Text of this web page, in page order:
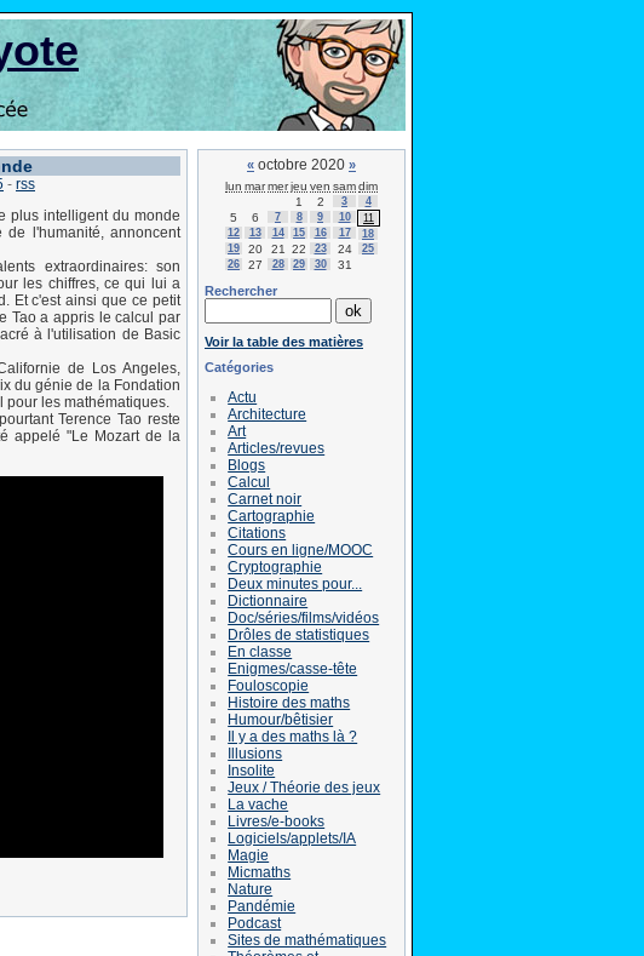
- rss
plus intelligent du monde
l'humanité, annoncent
extraordinaires: son
les chiffres, ce qui lui a
Et c'est ainsi que ce petit
Tao a appris le calcul par
à l'utilisation de Basic
de Los Angeles,
du génie de la Fondation
pour les mathématiques.
Terence Tao reste
appelé "Le Mozart de la
« octobre 2020 »
lun marmerjeu ven samdim
1
2 3 4
5 6 7 8 9 10
11
12
13 14 15 16 17
18
19
20 21 22 23 24
25
26
27 28 29 30 31
Rechercher
Voir la table des matières
Catégories
Actu
Architecture
Art
Articles/revues
Blogs
Calcul
Carnet noir
Cartographie
Citations
Cours en ligne/MOOC
Cryptographie
Deux minutes pour...
Dictionnaire
Doc/séries/films/vidéos
Drôles de statistiques
En classe
Enigmes/casse-tête
Fouloscopie
Histoire des maths
Humour/bêtisier
Il y a des maths là ?
Illusions
Insolite
Jeux / Théorie des jeux
La vache
Livres/e-books
Logiciels/applets/IA
Magie
Micmaths
Nature
Pandémie
Podcast
Sites de mathématiques